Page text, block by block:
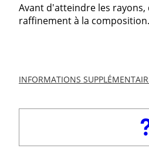
Avant d'atteindre les
raffinement à la
INFORMATIONS